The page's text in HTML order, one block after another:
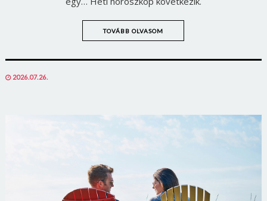
TOVÁBB OLVASOM
POSTED
2026.07.26.